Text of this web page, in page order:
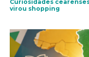
Curiosidades
virou shopping